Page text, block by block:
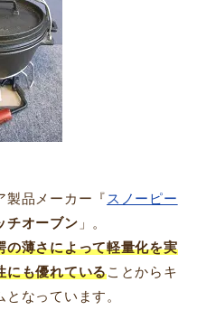
製品メーカー『 スノーピー
チオーブン 」。
の薄さによって軽量化を実
にも優れていることからキ
なっています。